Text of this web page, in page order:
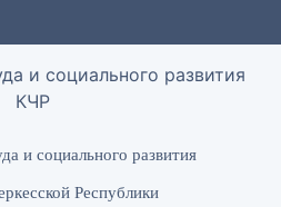
и социального развития
Республики